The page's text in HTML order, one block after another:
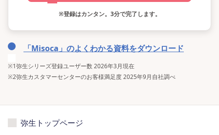
※登録はカンタン。3分で完了します。
「Misoca」のよくわかる資料をダウンロード
※1弥生シリーズ登録ユーザー数 2026年3月現在
※2弥生カスタマーセンターのお客様満足度 2025年9月自社調べ
弥生トップページ